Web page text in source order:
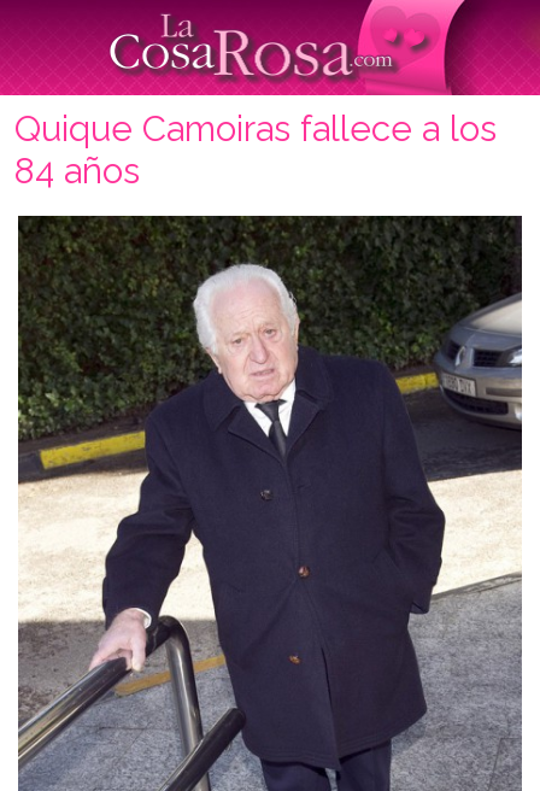
Quique Camoiras fallece a los
84 años